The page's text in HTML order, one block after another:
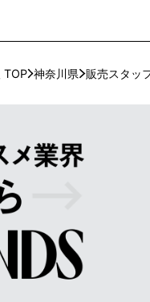
TOP 神奈川県 販売スタッ